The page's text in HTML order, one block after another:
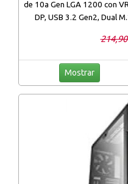
de 10a Gen LGA 1200 con
DP, USB 3.2 Gen2, Dual
Mostrar